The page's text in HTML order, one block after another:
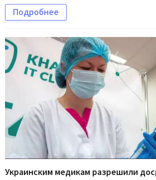
Подробнее
Украинским медикам разрешили